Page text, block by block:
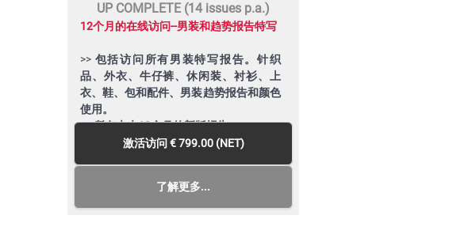
UP COMPLETE (14 issues p.a.)
12个月的在线访问--男装和趋势报告特写
>> 包括访问所有男装特写报告。针织
品、外衣、牛仔裤、休闲装、衬衫、上
衣、鞋、包和配件、男装趋势报告和颜色
使用。
>>所有未来12个月的新版报告
>> 包括访问过去24个月出版的版本!
>> 查看12个月会员期间的所有报告
激活访问 € 799.00 (NET)
了解更多...